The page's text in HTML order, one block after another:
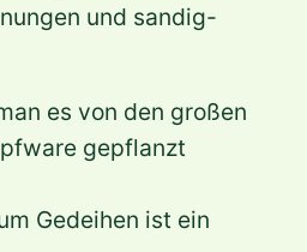
und sandig-
es von den großen
gepflanzt
Gedeihen ist ein